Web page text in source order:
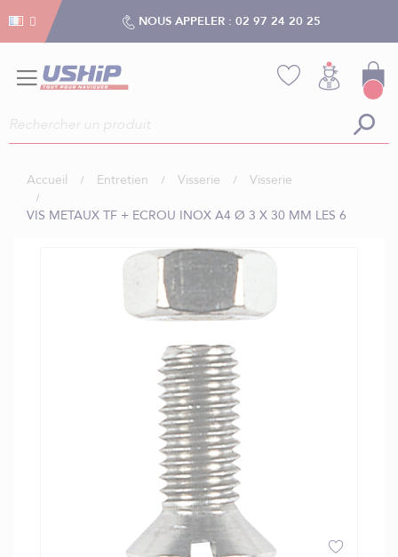
NOUS APPELER : 02 97 24 20 25
Accueil Entretien Visserie Visserie
VIS METAUX TF + ECROU INOX A4 Ø 3 X 30 MM LES 6
Gestion des cookies
Gestion des cookies